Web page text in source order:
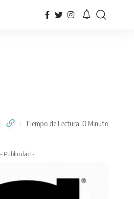
Tiempo de Lectura: 0 Minuto
- Publicidad -